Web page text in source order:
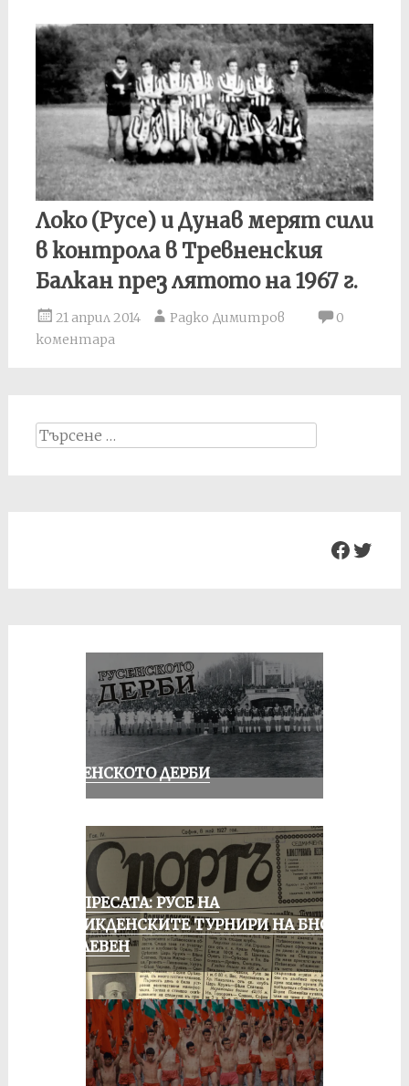
Локо (Русе) и Дунав мерят сили
в контрола в Тревненския
Балкан през лятото на 1967 г.
21 април 2014 Радко Димитров
0
коментара
Search
РУСЕНСКОТО ДЕРБИ
ОТ ПРЕСАТА: РУСЕ НА
ВЕЛИКДЕНСКИТЕ ТУРНИРИ НА БНСФ
В ПЛЕВЕН